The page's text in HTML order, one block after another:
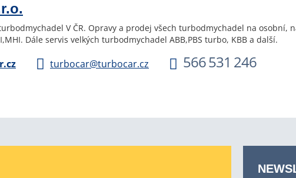
V ČR. Opravy a prodej všech turbodmychadel na osobní,
Dále servis velkých turbodmychadel ABB,PBS turbo, KBB a další.
turbocar@turbocar.cz 566 531 246